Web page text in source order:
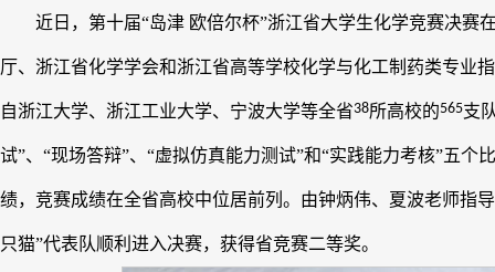
近日，第十届“岛津 欧倍尔杯”浙江省大学生化学竞赛决
厅、浙江省化学学会和浙江省高等学校化学与化工制药类专业
自浙江大学、浙江工业大学、宁波大学等全省38所高校的565支
试”、“现场答辩”、“虚拟仿真能力测试”和“实践能力考核”五
绩，竞赛成绩在全省高校中位居前列。由钟炳伟、夏波老师指
只猫”代表队顺利进入决赛，获得省竞赛二等奖。